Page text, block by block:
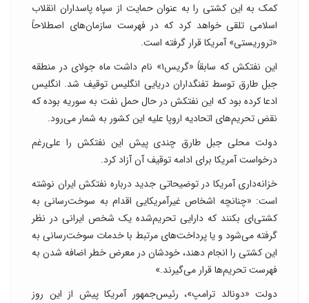
کمک به این کشتی را به عنوان حمایت از سپاه پاسداران انقلاب
اسلامی تلقی خواهد کرد که در فهرست سازمان‌های اصطلاحاً
«تروریستی» آمریکا قرار گرفته است.
این نفتکش که سابقاً «گریس‌۱» نام داشت ماه جولای در منطقه
جبل طارق توسط تفنگداران دریایی انگلیس توقیف شد. انگلیس
ادعا کرده بود که این نفتکش در حال حمل نفت به سوریه بوده که
نقض تحریم‌های اتحادیه اروپا علیه این کشور به شمار می‌رود.
دولت محلی جبل طارق چندی پیش این نفتکش را علی‌رغم
درخواست آمریکا برای ادامه توقیف آن آزاد کرد.
خزانه‌داری آمریکا در توضیحاتی جدید درباره نفتکش ایران نوشته
است: «چنانچه اشخاص غیرآمریکایی اقدام به سوخت‌رسانی به
کشتی‌ای بکنند که دارایی‌ تحریم‌شده یک شخص ایرانی در نظر
گرفته می‌شود و یا پرداخت‌های مرتبط با خدمات سوخت‌رسانی به
این کشتی را انجام دهند، خودشان در معرض خطر اضافه شدن به
فهرست تحریم‌ها قرار می‌گیرند.»
دولت «دونالد ترامپ»، رئیس‌جمهور آمریکا پیش از این روز